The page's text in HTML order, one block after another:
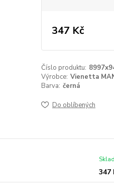
347 Kč
Číslo produktu:
Výrobce: Vienetta
Barva: černá
Do oblíbených
347